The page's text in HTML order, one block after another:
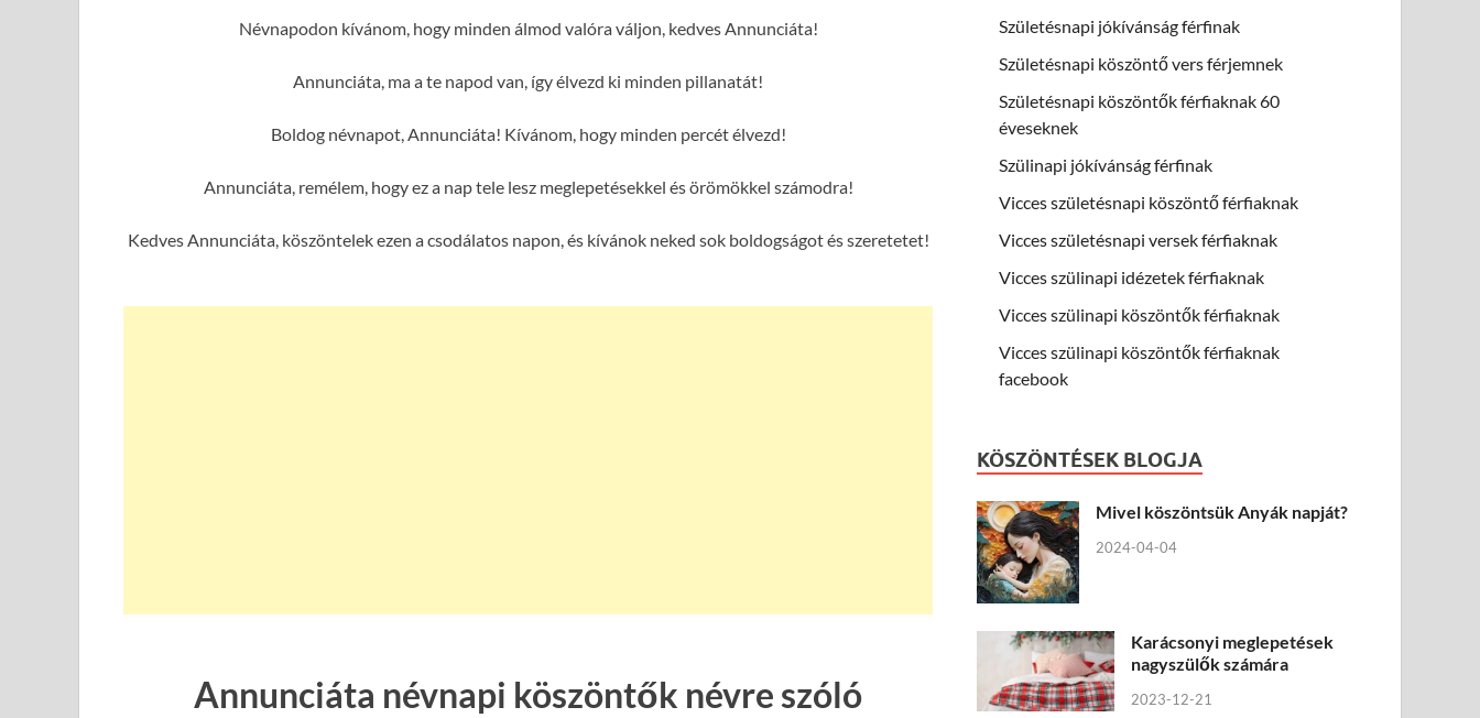
Névnapodon kívánom, hogy minden álmod valóra váljon, kedves Annunciáta!
Annunciáta, ma a te napod van, így élvezd ki minden pillanatát!
Boldog névnapot, Annunciáta! Kívánom, hogy minden percét élvezd!
Annunciáta, remélem, hogy ez a nap tele lesz meglepetésekkel és örömökkel számodra!
Kedves Annunciáta, köszöntelek ezen a csodálatos napon, és kívánok neked sok boldogságot és szeretetet!
Annunciáta névnapi köszöntők névre szóló
Születésnapi jókívánság férfinak
Születésnapi köszöntő vers férjemnek
Születésnapi köszöntők férfiaknak 60
éveseknek
Szülinapi jókívánság férfinak
Vicces születésnapi köszöntő férfiaknak
Vicces születésnapi versek férfiaknak
Vicces szülinapi idézetek férfiaknak
Vicces szülinapi köszöntők férfiaknak
Vicces szülinapi köszöntők férfiaknak
facebook
KÖSZÖNTÉSEK BLOGJA
Mivel köszöntsük Anyák napját?
2024-04-04
Karácsonyi meglepetések
nagyszülők számára
2023-12-21